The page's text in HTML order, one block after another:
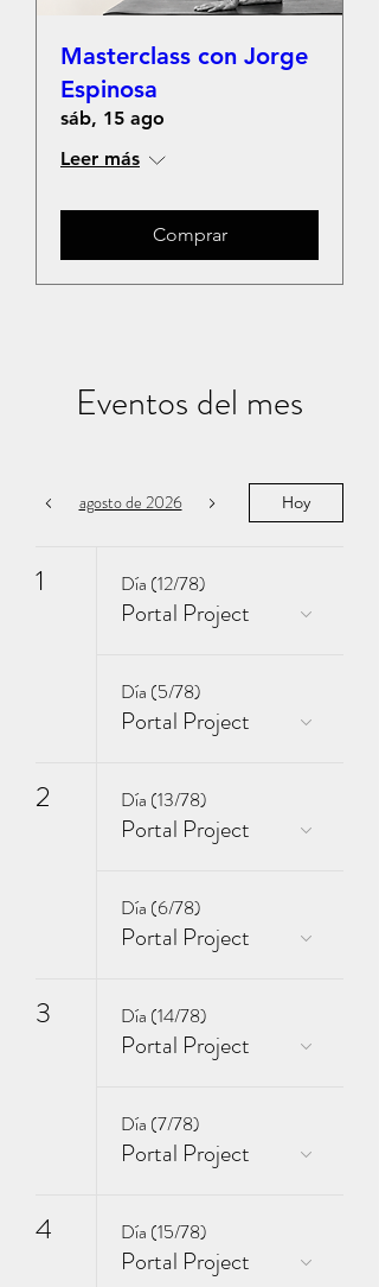
Masterclass con Jorge
Espinosa
sáb, 15 ago
Leer más
Comprar
Eventos del mes
agosto de 2026 Hoy
1 Día (12/78)
Portal Project
Día (5/78)
Portal Project
2 Día (13/78)
Portal Project
Día (6/78)
Portal Project
3 Día (14/78)
Portal Project
Día (7/78)
Portal Project
4 Día (15/78)
Portal Project